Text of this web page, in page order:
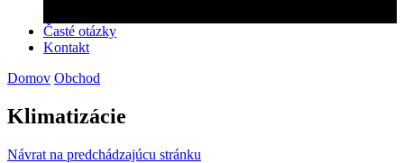
Časté otázky
Kontakt
Domov Obchod
Klimatizácie
Návrat na predchádzajúcu stránku